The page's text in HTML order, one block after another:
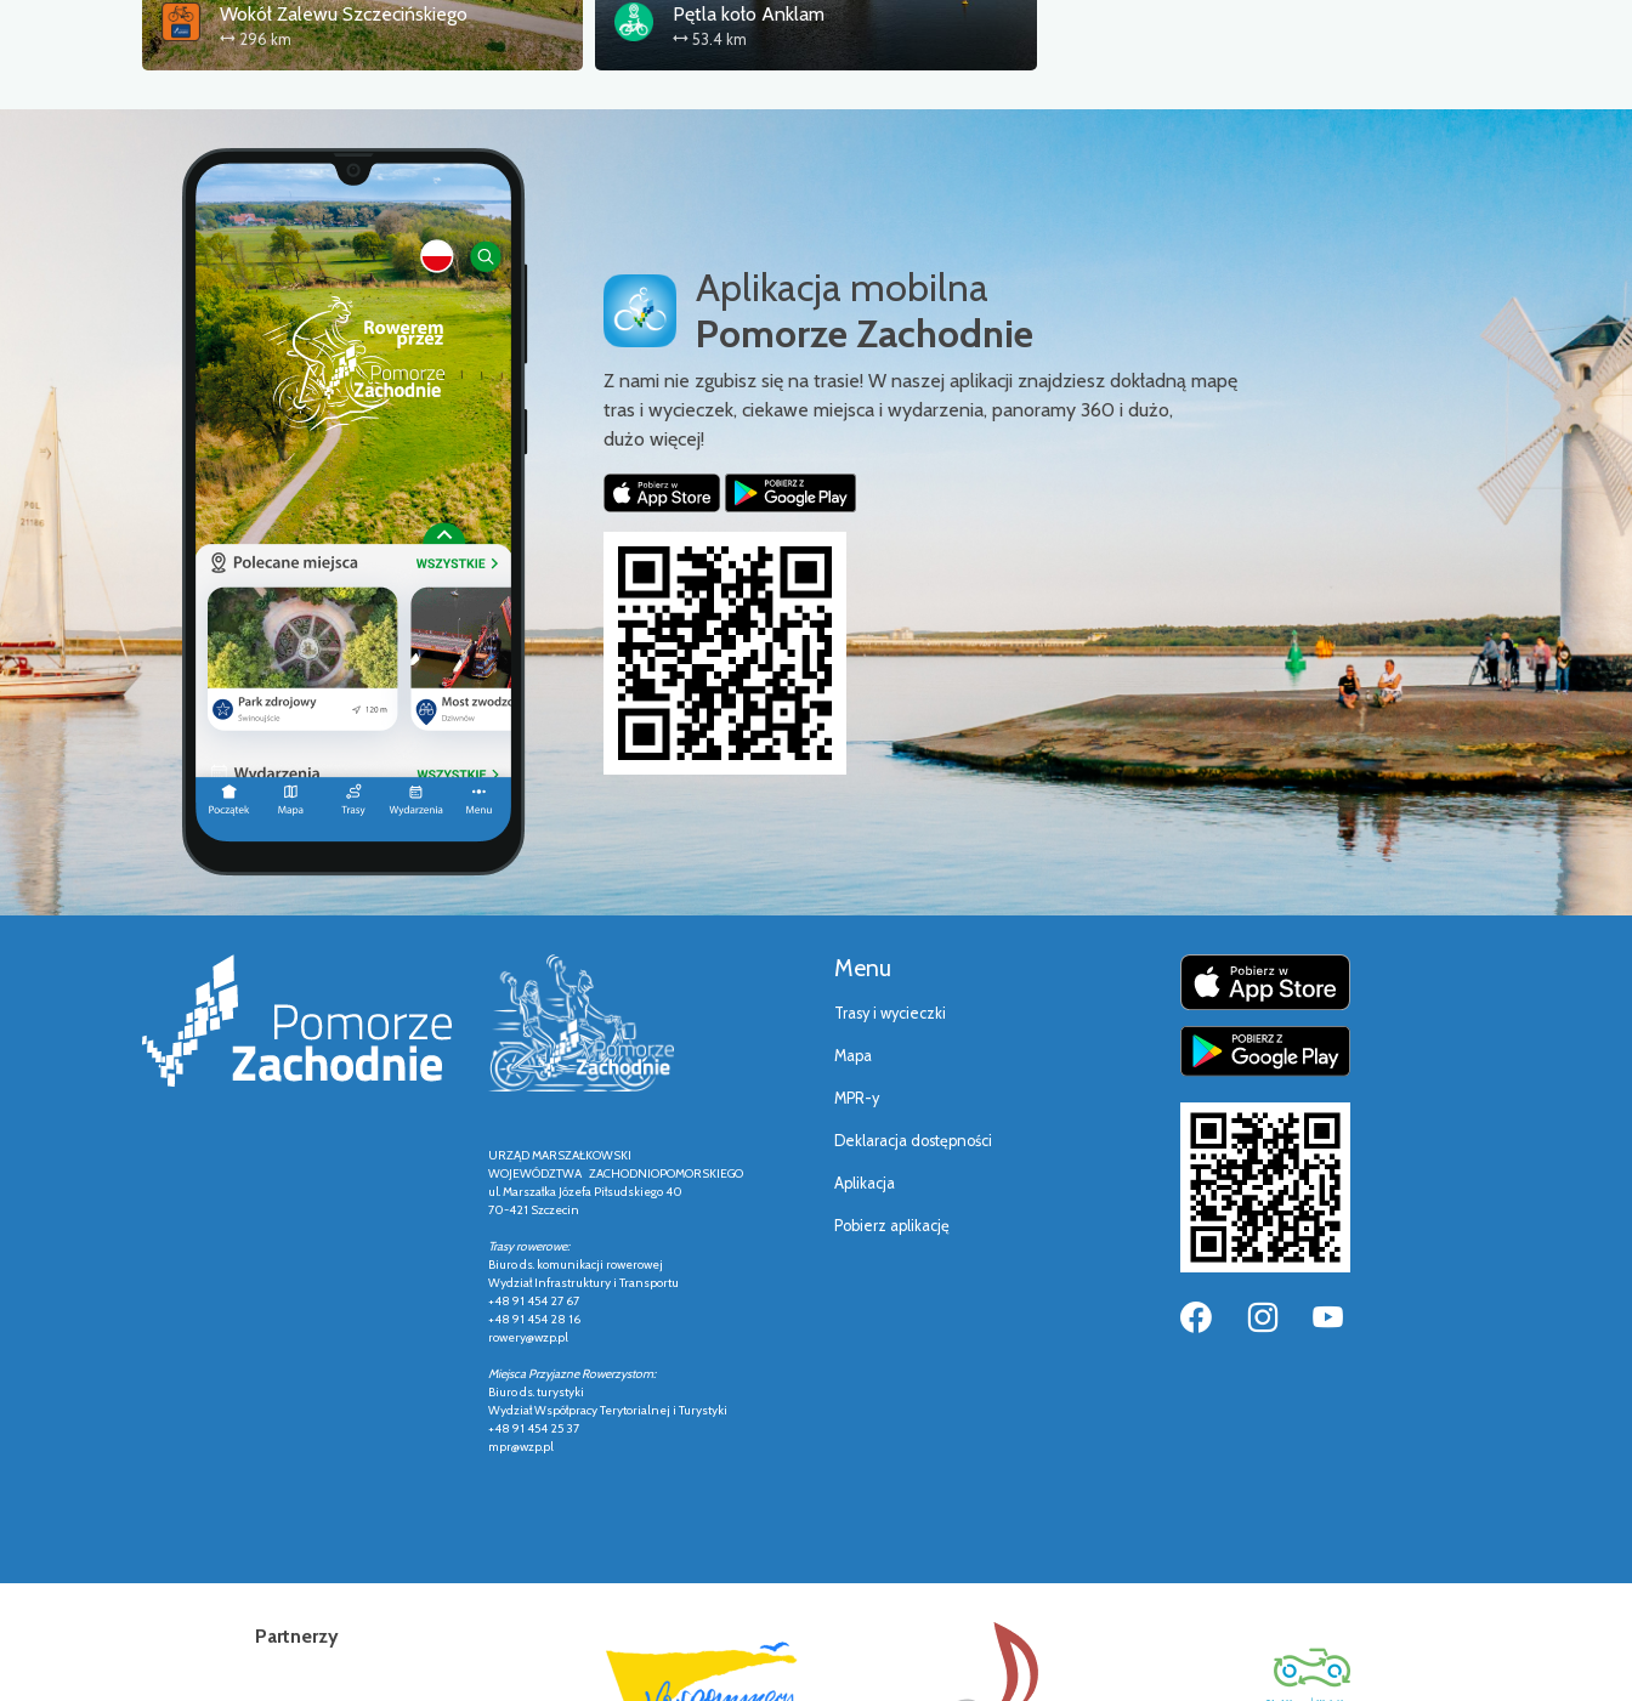
Wokół Zalewu Szczecińskiego
296 km
Pętla koło Anklam
53.4 km
Aplikacja mobilna
Pomorze Zachodnie
Z nami nie zgubisz się na trasie! W naszej aplikacji znajdziesz dokładną mapę
tras i wycieczek, ciekawe miejsca i wydarzenia, panoramy 360 i dużo,
dużo więcej!
URZĄD MARSZAŁKOWSKI
WOJEWÓDZTWA ZACHODNIOPOMORSKIEGO
ul. Marszałka Józefa Piłsudskiego 40
70-421 Szczecin
Trasy rowerowe:
Biuro ds. komunikacji rowerowej
Wydział Infrastruktury i Transportu
+48 91 454 27 67
+48 91 454 28 16
rowery@wzp.pl
Miejsca Przyjazne Rowerzystom:
Biuro ds. turystyki
Wydział Współpracy Terytorialnej i Turystyki
+48 91 454 25 37
mpr@wzp.pl
Menu
Trasy i wycieczki
Mapa
MPR-y
Deklaracja dostępności
Aplikacja
Pobierz aplikację
Partnerzy